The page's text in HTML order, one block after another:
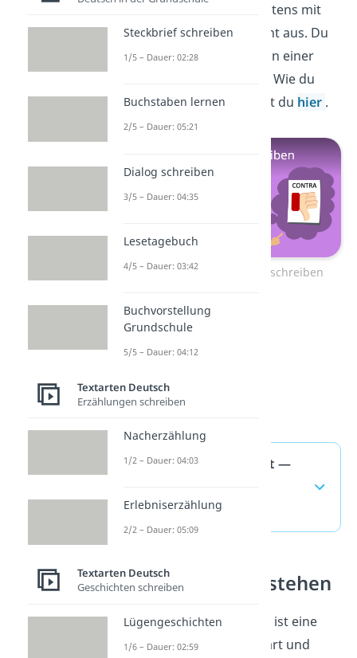
Jetzt kennst du dich bestens mit
dem Autoritätsargument aus. Du
kannst es zum Beispiel in einer
Erörterung verwenden. Wie du
dabei vorgehst, erfährst du hier .
Zum Video: Erörterung schreiben
Autoritätsargument —
(ausklappen)
Argumente verstehen
Ein Autoritätsargument ist eine
wichtige Begründungsart und
Steckbrief schreiben
1/5 – Dauer: 02:28
Buchstaben lernen
2/5 – Dauer: 05:21
Dialog schreiben
3/5 – Dauer: 04:35
Lesetagebuch
4/5 – Dauer: 03:42
Buchvorstellung
Grundschule
5/5 – Dauer: 04:12
Textarten Deutsch
Erzählungen schreiben
Nacherzählung
1/2 – Dauer: 04:03
Erlebniserzählung
2/2 – Dauer: 05:09
Textarten Deutsch
Geschichten schreiben
Lügengeschichten
1/6 – Dauer: 02:59